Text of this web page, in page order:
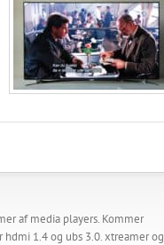
af media players. Kommer
1.4 og ubs 3.0. xtreamer og